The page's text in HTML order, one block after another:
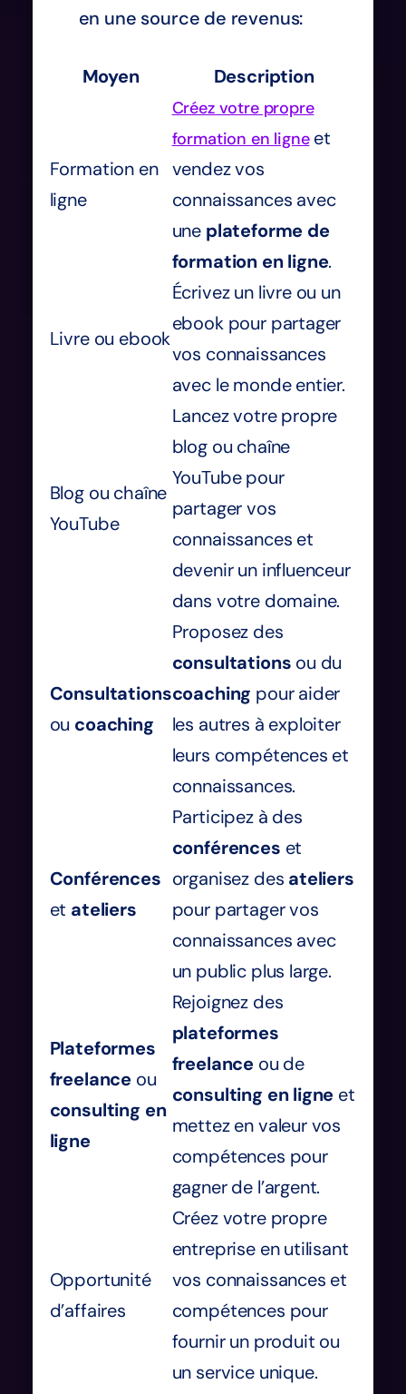
en une source de revenus:
Moyen Description
Formation en
ligne
Créez votre propre
formation en ligneet
vendez vos
connaissances avec
une plateforme de
formation en ligne.
Livre ou ebook
Écrivez un livre ou un
ebook pour partager
vos connaissances
avec le monde entier.
Blog ou chaîne
YouTube
Lancez votre propre
blog ou chaîne
YouTube pour
partager vos
connaissances et
devenir un influenceur
dans votre domaine.
Consultations
ou coaching
Proposez des
consultations ou du
coaching pour aider
les autres à exploiter
leurs compétences et
connaissances.
Conférences
et ateliers
Participez à des
conférences et
organisez des ateliers
pour partager vos
connaissances avec
un public plus large.
Plateformes
freelance ou
consulting en
ligne
Rejoignez des
plateformes
freelance ou de
consulting en ligne et
mettez en valeur vos
compétences pour
gagner de l’argent.
Opportunité
d’affaires
Créez votre propre
entreprise en utilisant
vos connaissances et
compétences pour
fournir un produit ou
un service unique.